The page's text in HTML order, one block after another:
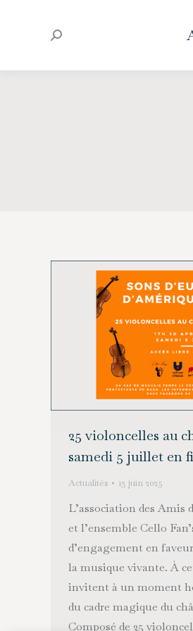
Recherche
25 violoncelles au
samedi 5 juillet en
Actualités 13 juin 2025
L’association des Amis
et l’ensemble Cello
d’engagement en
la musique vivante. À
invitent à un moment
du cadre magique du
Composé de 25